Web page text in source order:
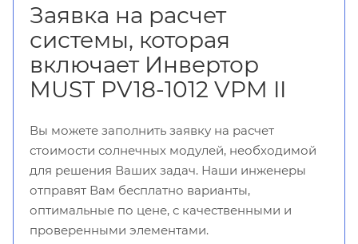
Заявка на расчет
системы, которая
включает Инвертор
MUST PV18-1012 VPM II
Вы можете заполнить заявку на расчет
стоимости солнечных модулей, необходимой
для решения Ваших задач. Наши инженеры
отправят Вам бесплатно варианты,
оптимальные по цене, с качественными и
проверенными элементами.